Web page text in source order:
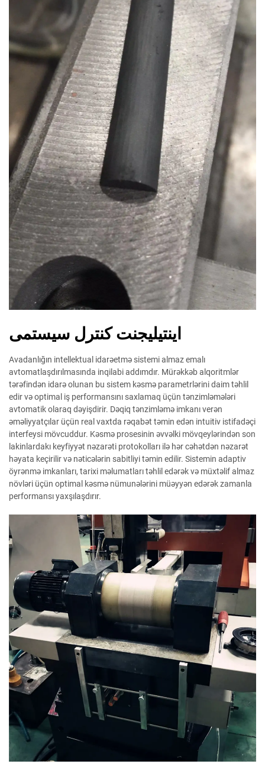
اینتیلیجنت کنترل سیستمی
Avadanlığın intellektual idarəetmə sistemi almaz emalı
avtomatlaşdırılmasında inqilabi addımdır. Mürəkkəb alqoritmlər
tərəfindən idarə olunan bu sistem kəsmə parametrlərini daim təhlil
edir və optimal iş performansını saxlamaq üçün tənzimləmələri
avtomatik olaraq dəyişdirir. Dəqiq tənzimləmə imkanı verən
əməliyyatçılar üçün real vaxtda rəqabət təmin edən intuitiv istifadəçi
interfeysi mövcuddur. Kəsmə prosesinin əvvəlki mövqeylərindən son
lakinlardakı keyfiyyət nəzarəti protokolları ilə hər cəhətdən nəzarət
həyata keçirilir və nəticələrin sabitliyi təmin edilir. Sistemin adaptiv
öyrənmə imkanları, tarixi məlumatları təhlil edərək və müxtəlif almaz
növləri üçün optimal kəsmə nümunələrini müəyyən edərək zamanla
performansı yaxşılaşdırır.